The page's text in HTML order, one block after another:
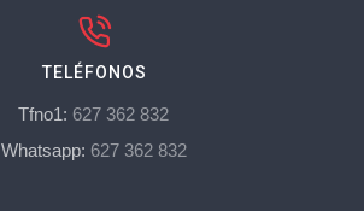
TELÉFONOS
Tfno1: 627 362 832
Whatsapp: 627 362 832